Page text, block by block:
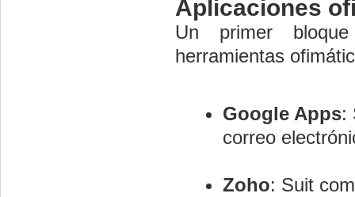
Aplicaciones
Un primer
herramientas
Google Apps:
correo
Zoho: Suit